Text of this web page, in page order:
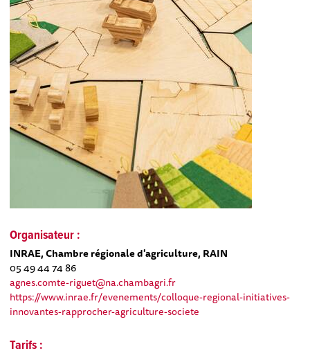
Organisateur :
INRAE, Chambre régionale d'agriculture, RAIN
05 49 44 74 86
agnes.comte-riguet@na.chambagri.fr
https://www.inrae.fr/evenements/colloque-regional-initiatives-
innovantes-rapprocher-agriculture-societe
Tarifs :